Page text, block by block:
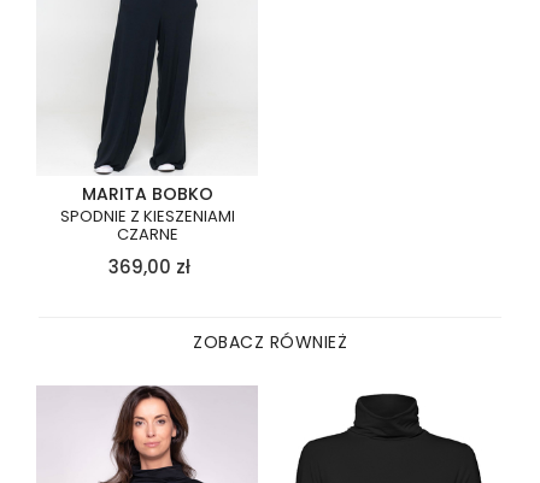
MARITA BOBKO
SPODNIE Z KIESZENIAMI
CZARNE
369,00 zł
ZOBACZ RÓWNIEŻ